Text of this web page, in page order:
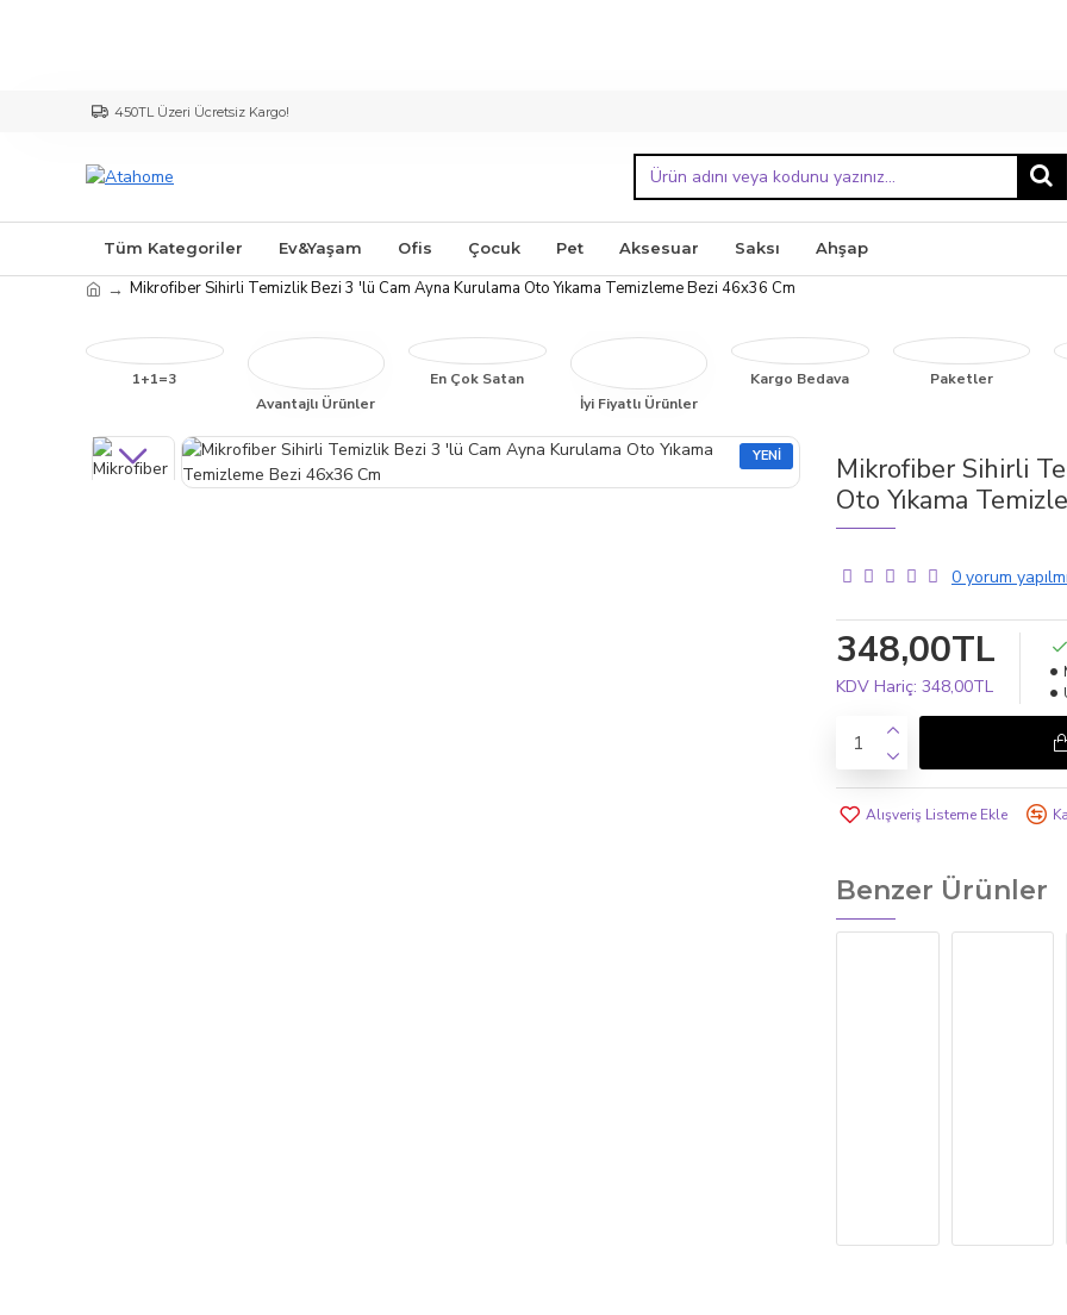
450TL Üzeri Ücretsiz Kargo!
Tüm Kategoriler Ev&Yaşam Ofis Çocuk Pet Aksesuar Saksı Ahşap
Mikrofiber Sihirli Temizlik Bezi 3 'lü Cam Ayna Kurulama Oto Yıkama Temizleme Bezi 46x36 Cm
1+1=3
Avantajlı Ürünler
En Çok Satan
İyi Fiyatlı Ürünler
Kargo Bedava Paketler
YENI
Mikrofiber Sihirli
Oto Yıkama
0 yorum
348,00TL
KDV Hariç: 348,00TL
Alışveriş Listeme Ekle
Benzer Ürünler